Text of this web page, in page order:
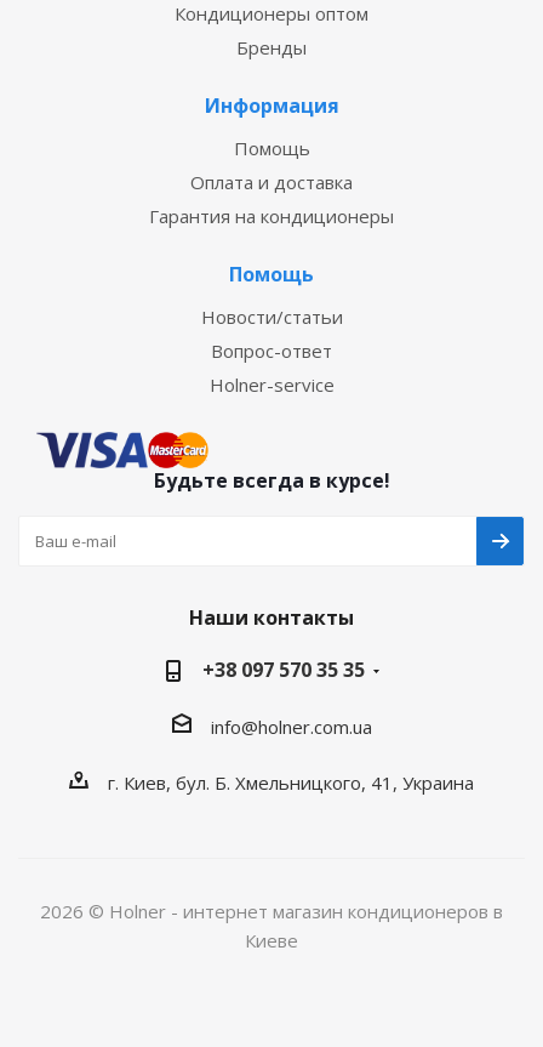
Кондиционеры оптом
Бренды
Информация
Помощь
Оплата и доставка
Гарантия на кондиционеры
Помощь
Новости/статьи
Вопрос-ответ
Holner-service
Будьте всегда в курсе!
Наши контакты
+38 097 570 35 35
info@holner.com.ua
г. Киев, бул. Б. Хмельницкого, 41, Украина
2026 © Holner - интернет магазин кондиционеров в
Киеве